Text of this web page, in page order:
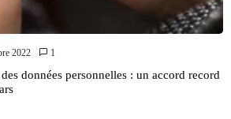
2022 1
données personnelles : un accord record